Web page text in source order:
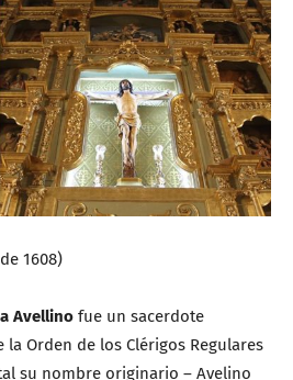
1608)
Avellino fue un sacerdote
Orden de los Clérigos Regulares
su nombre originario – Avelino